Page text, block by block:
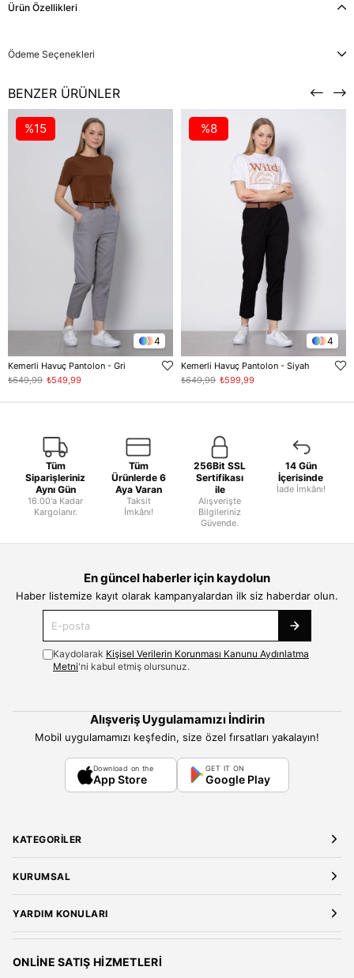
Ürün Özellikleri
Ödeme Seçenekleri
BENZER ÜRÜNLER
4
Kemerli Havuç Pantolon - Gri
₺549,99
₺649,99
%15
4
Kemerli Havuç Pantolon - Siyah
₺599,99
₺649,99
%8
Tüm
Siparişleriniz
Aynı Gün
16.00'a Kadar
Kargolanır.
Tüm
Ürünlerde 6
Aya Varan
Taksit
İmkânı!
256Bit SSL
Sertifikası
ile
Alışverişte
Bilgileriniz
Güvende.
14 Gün
İçerisinde
İade İmkânı!
En güncel haberler için kaydolun
Haber listemize kayıt olarak kampanyalardan ilk siz haberdar olun.
Kaydolarak Kişisel Verilerin Korunması Kanunu Aydınlatma
Metni'ni kabul etmiş olursunuz.
Alışveriş Uygulamamızı İndirin
Mobil uygulamamızı keşfedin, size özel fırsatları yakalayın!
Download on the
App Store
GET IT ON
Google Play
KATEGORILER
Bluz
Gömlek
T-Shirt
KURUMSAL
Mağazalarımız
Gizlilik ve Güvenlik
YARDIM KONULARI
Üyelik Sözleşmesi
Kargo ve Teslimat
ONLINE SATIŞ HIZMETLERI